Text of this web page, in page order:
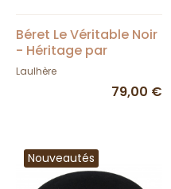
Béret Le Véritable Noir
- Héritage par
Laulhère
Laulhère
79,00 €
Nouveautés